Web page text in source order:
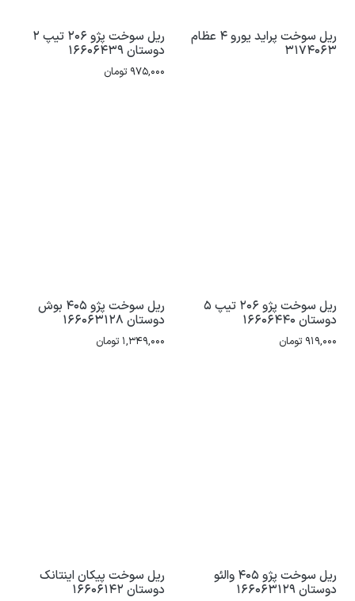
ریل سوخت پراید یورو 4 عظام
3174063
ریل سوخت پژو 206 تیپ 2
دوستان 16606439
975,000 تومان
ریل سوخت پژو 206 تیپ 5
دوستان 16606440
919,000 تومان
ریل سوخت پژو 405 بوش
دوستان 166063128
1,349,000 تومان
ریل سوخت پژو 405 والئو
دوستان 166063129
ریل سوخت پیکان اینتانک
دوستان 16606142